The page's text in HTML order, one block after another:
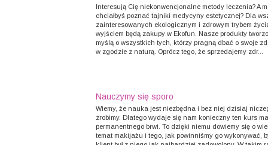
Interesują Cię niekonwencjonalne metody leczenia? A
chciałbyś poznać tajniki medycyny estetycznej? Dla
zainteresowanych ekologicznym i zdrowym trybem
wyjściem będą zakupy w Ekofun. Nasze produkty
myślą o wszystkich tych, którzy pragną dbać o swoje
w zgodzie z naturą. Oprócz tego, że sprzedajemy zdr...
Nauczymy się sporo
Wiemy, że nauka jest niezbędna i bez niej dzisiaj
zrobimy. Dlatego wydaje się nam konieczny ten kurs
permanentnego brwi. To dzięki niemu dowiemy się o
temat makijażu i tego, jak powinniśmy go wykonywać,